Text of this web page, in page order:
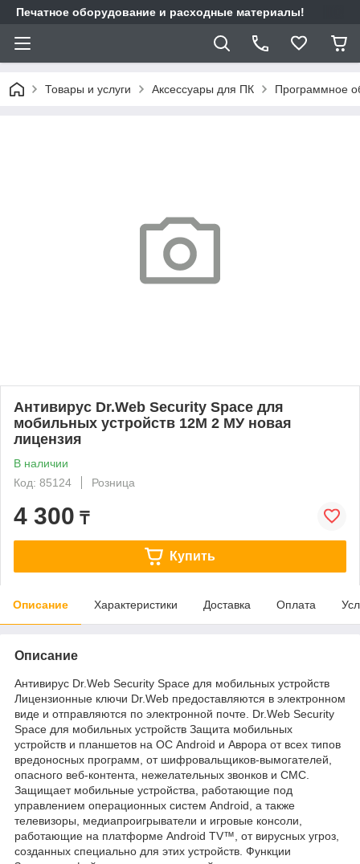
Печатное оборудование и расходные материалы!
Товары и услуги Аксессуары для ПК Программное
Антивирус Dr.Web Security Space для
мобильных устройств 12М 2 МУ новая
лицензия
В наличии
Код: 85124
Розница
4 300 ₸
Купить
Описание Характеристики Доставка Оплата
Описание
Антивирус Dr.Web Security Space для мобильных устройств
Лицензионные ключи Dr.Web предоставляются в электронном
виде и отправляются по электронной почте. Dr.Web Security
Space для мобильных устройств Защита мобильных
устройств и планшетов на ОС Android и Аврора от всех типов
вредоносных программ, от шифровальщиков-вымогателей,
опасного веб-контента, нежелательных звонков и СМС.
Защищает мобильные устройства, работающие под
управлением операционных систем Android, а также
телевизоры, медиапроигрыватели и игровые консоли,
работающие на платформе Android TV™, от вирусных угроз,
созданных специально для этих устройств. Функции